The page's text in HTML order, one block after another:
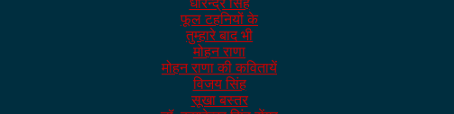
धीरेन्द्र सिंह
फूल टहनियों के
तुम्हारे बाद भी
मोहन राणा
मोहन राणा की कवितायें
विजय सिंह
सूखा बस्तर